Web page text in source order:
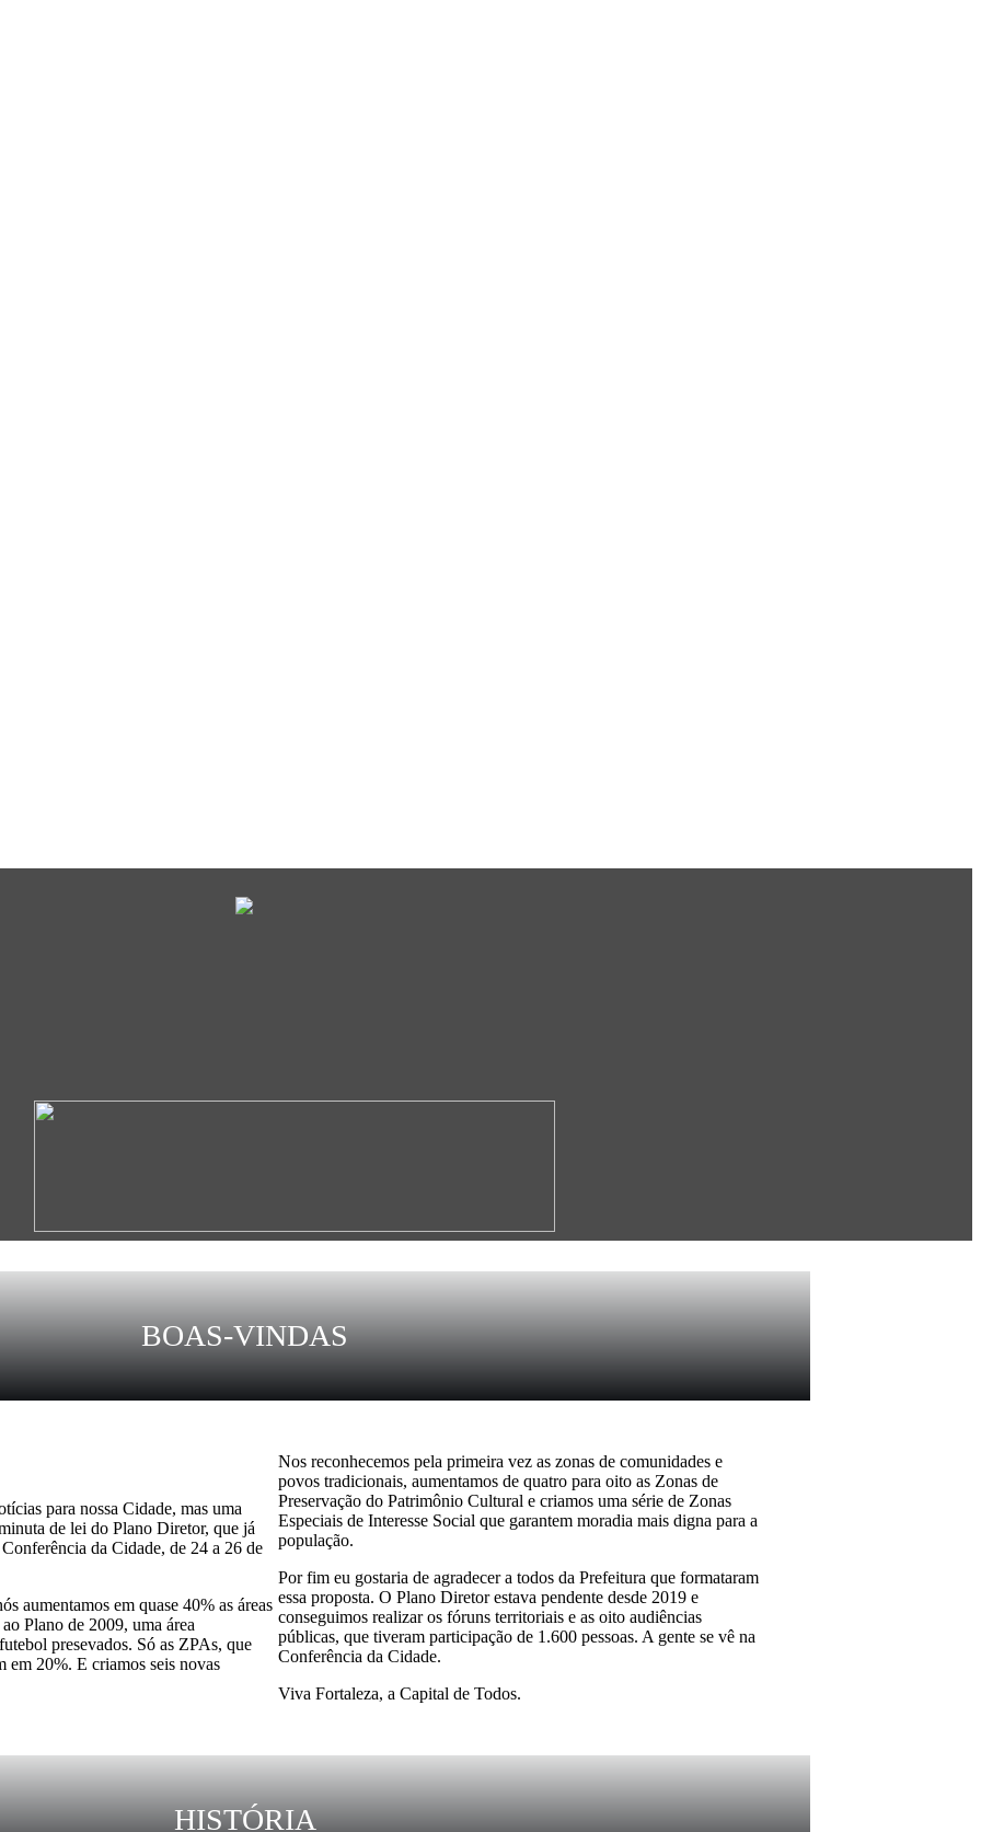
BOAS-VINDAS
para nossa Cidade, mas uma
de lei do Plano Diretor, que já
da Cidade, de 24 a 26 de
aumentamos em quase 40% as áreas
Plano de 2009, uma área
presevados. Só as ZPAs, que
em 20%. E criamos seis novas
Nos reconhecemos pela primeira vez as zonas de comunidades e
povos tradicionais, aumentamos de quatro para oito as Zonas de
Preservação do Patrimônio Cultural e criamos uma série de Zonas
Especiais de Interesse Social que garantem moradia mais digna para a
população.
Por fim eu gostaria de agradecer a todos da Prefeitura que formataram
essa proposta. O Plano Diretor estava pendente desde 2019 e
conseguimos realizar os fóruns territoriais e as oito audiências
públicas, que tiveram participação de 1.600 pessoas. A gente se vê na
Conferência da Cidade.
Viva Fortaleza, a Capital de Todos.
HISTÓRIA